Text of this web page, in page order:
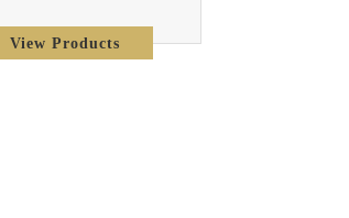
View Products